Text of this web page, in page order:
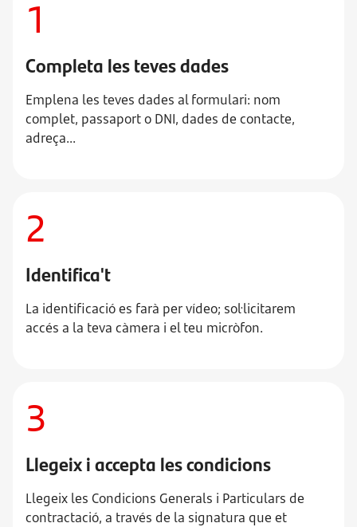
1
Completa les teves dades
Emplena les teves dades al formulari: nom
complet, passaport o DNI, dades de contacte,
adreça...
2
Identifica't
La identificació es farà per vídeo; sol·licitarem
accés a la teva càmera i el teu micròfon.
3
Llegeix i accepta les condicions
Llegeix les Condicions Generals i Particulars de
contractació, a través de la signatura que et